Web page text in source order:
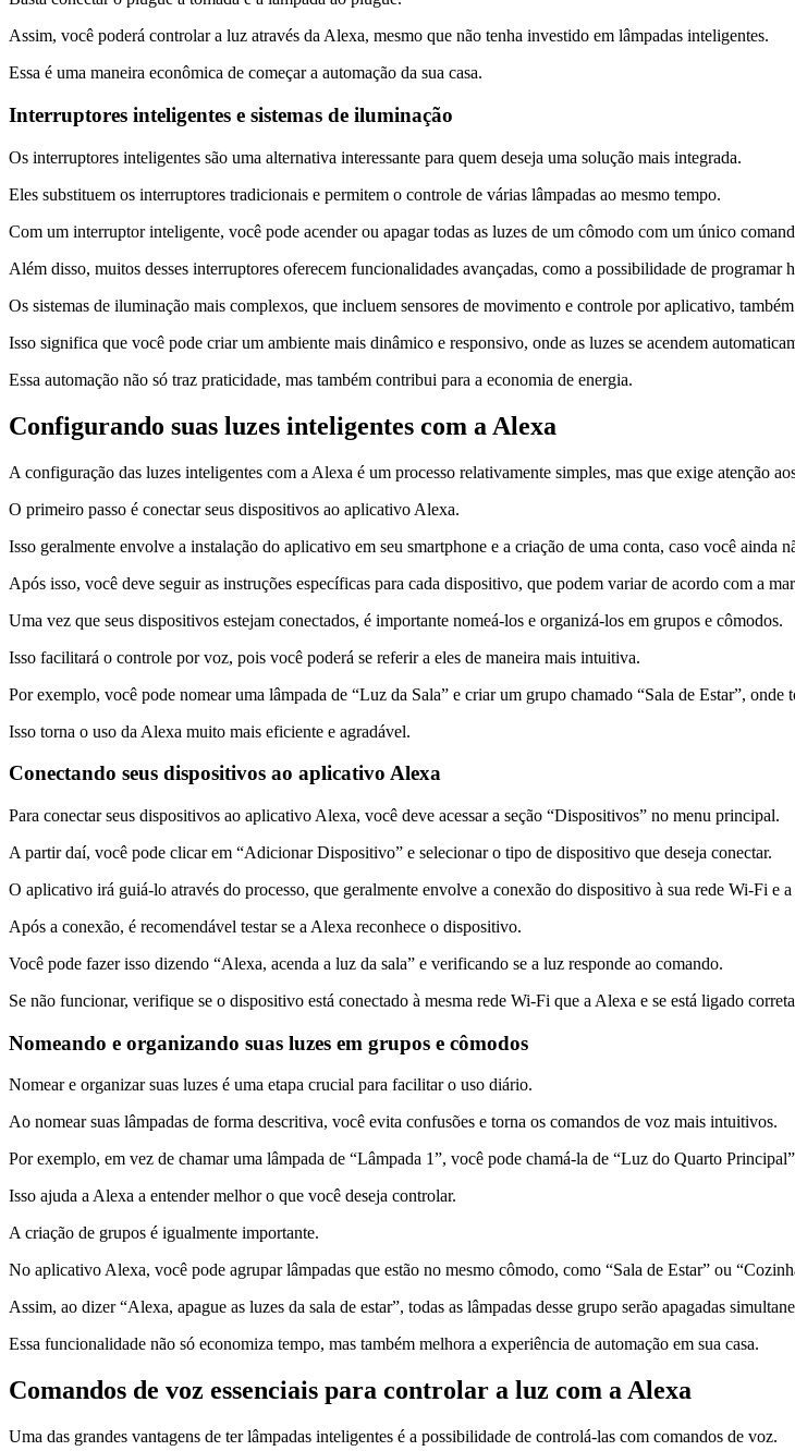
Assim, você poderá controlar a luz através da Alexa, mesmo que não tenha investido em lâmpadas inteligentes.
Essa é uma maneira econômica de começar a automação da sua casa.
Interruptores inteligentes e sistemas de iluminação
Os interruptores inteligentes são uma alternativa interessante para quem deseja uma solução mais integrada.
Eles substituem os interruptores tradicionais e permitem o controle de várias lâmpadas ao mesmo tempo.
Com um interruptor inteligente, você pode acender ou apagar todas as luzes de um cômodo com um único
Além disso, muitos desses interruptores oferecem funcionalidades avançadas, como a possibilidade de programar
Os sistemas de iluminação mais complexos, que incluem sensores de movimento e controle por aplicativo,
Isso significa que você pode criar um ambiente mais dinâmico e responsivo, onde as luzes se acendem
Essa automação não só traz praticidade, mas também contribui para a economia de energia.
Configurando suas luzes inteligentes com a Alexa
A configuração das luzes inteligentes com a Alexa é um processo relativamente simples, mas que exige atenção
O primeiro passo é conectar seus dispositivos ao aplicativo Alexa.
Isso geralmente envolve a instalação do aplicativo em seu smartphone e a criação de uma conta, caso você ainda
Após isso, você deve seguir as instruções específicas para cada dispositivo, que podem variar de acordo com a
Uma vez que seus dispositivos estejam conectados, é importante nomeá-los e organizá-los em grupos e cômodos.
Isso facilitará o controle por voz, pois você poderá se referir a eles de maneira mais intuitiva.
Por exemplo, você pode nomear uma lâmpada de “Luz da Sala” e criar um grupo chamado “Sala de Estar”, onde
Isso torna o uso da Alexa muito mais eficiente e agradável.
Conectando seus dispositivos ao aplicativo Alexa
Para conectar seus dispositivos ao aplicativo Alexa, você deve acessar a seção “Dispositivos” no menu principal.
A partir daí, você pode clicar em “Adicionar Dispositivo” e selecionar o tipo de dispositivo que deseja conectar.
O aplicativo irá guiá-lo através do processo, que geralmente envolve a conexão do dispositivo à sua rede Wi-Fi e
Após a conexão, é recomendável testar se a Alexa reconhece o dispositivo.
Você pode fazer isso dizendo “Alexa, acenda a luz da sala” e verificando se a luz responde ao comando.
Se não funcionar, verifique se o dispositivo está conectado à mesma rede Wi-Fi que a Alexa e se está ligado
Nomeando e organizando suas luzes em grupos e cômodos
Nomear e organizar suas luzes é uma etapa crucial para facilitar o uso diário.
Ao nomear suas lâmpadas de forma descritiva, você evita confusões e torna os comandos de voz mais intuitivos.
Por exemplo, em vez de chamar uma lâmpada de “Lâmpada 1”, você pode chamá-la de “Luz do Quarto
Isso ajuda a Alexa a entender melhor o que você deseja controlar.
A criação de grupos é igualmente importante.
No aplicativo Alexa, você pode agrupar lâmpadas que estão no mesmo cômodo, como “Sala de Estar” ou
Assim, ao dizer “Alexa, apague as luzes da sala de estar”, todas as lâmpadas desse grupo serão apagadas
Essa funcionalidade não só economiza tempo, mas também melhora a experiência de automação em sua casa.
Comandos de voz essenciais para controlar a luz com a Alexa
Uma das grandes vantagens de ter lâmpadas inteligentes é a possibilidade de controlá-las com comandos de voz.